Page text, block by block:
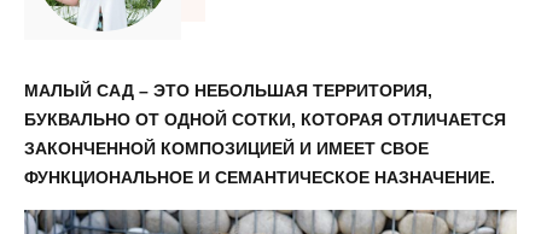
МАЛЫЙ САД – ЭТО НЕБОЛЬШАЯ ТЕРРИТОРИЯ,
БУКВАЛЬНО ОТ ОДНОЙ СОТКИ, КОТОРАЯ ОТЛИЧАЕТСЯ
ЗАКОНЧЕННОЙ КОМПОЗИЦИЕЙ И ИМЕЕТ СВОЕ
ФУНКЦИОНАЛЬНОЕ И СЕМАНТИЧЕСКОЕ НАЗНАЧЕНИЕ.